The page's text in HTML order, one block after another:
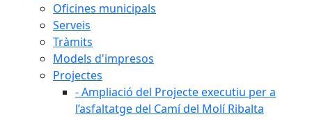
Oficines municipals
Serveis
Tràmits
Models d'impresos
Projectes
- Ampliació del Projecte executiu per a
l’asfaltatge del Camí del Molí Ribalta